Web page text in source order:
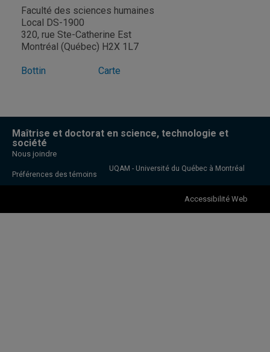
Faculté des sciences humaines
Local DS-1900
320, rue Ste-Catherine Est
Montréal (Québec) H2X 1L7
Bottin Carte
Maîtrise et doctorat en science, technologie et
société
Nous joindre
Préférences des témoins
UQAM - Université du Québec à Montréal
Accessibilité Web